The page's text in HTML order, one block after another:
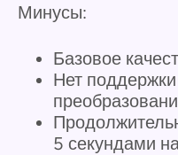
Минусы:
Базовое
Нет
5 секундами